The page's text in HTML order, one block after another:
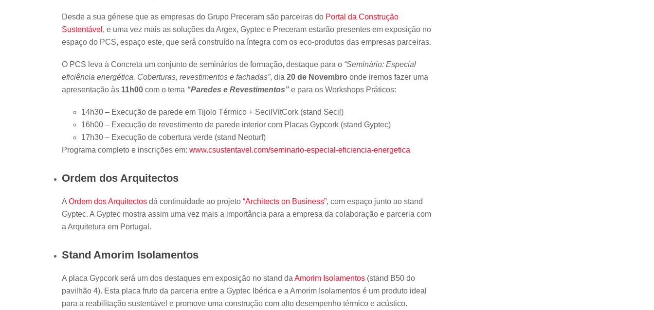
Desde a sua génese que as empresas do Grupo Preceram são parceiras do Portal da Construção
Sustentável , e uma vez mais as soluções da Argex, Gyptec e Preceram estarão presentes em exposição no
espaço do PCS, espaço este, que será construído na íntegra com os eco-produtos das empresas parceiras.
O PCS leva à Concreta um conjunto de seminários de formação, destaque para o “Seminário: Especial
eficiência energética. Coberturas, revestimentos e fachadas”, dia 20 de Novembro onde iremos fazer uma
apresentação às 11h00 com o tema “Paredes e Revestimentos” e para os Workshops Práticos:
14h30 – Execução de parede em Tijolo Térmico + SecilVitCork (stand Secil)
16h00 – Execução de revestimento de parede interior com Placas Gypcork (stand Gyptec)
17h30 – Execução de cobertura verde (stand Neoturf)
Programa completo e inscrições em: www.csustentavel.com/seminario-especial-eficiencia-energetica
Ordem dos Arquitectos
A Ordem dos Arquitectos dá continuidade ao projeto “Architects on Business”, com espaço junto ao stand
Gyptec. A Gyptec mostra assim uma vez mais a importância para a empresa da colaboração e parceria com
a Arquitetura em Portugal.
Stand Amorim Isolamentos
A placa Gypcork será um dos destaques em exposição no stand da Amorim Isolamentos (stand B50 do
pavilhão 4). Esta placa fruto da parceria entre a Gyptec Ibérica e a Amorim Isolamentos é um produto ideal
para a reabilitação sustentável e promove uma construção com alto desempenho térmico e acústico.